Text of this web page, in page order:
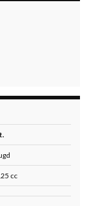
cc